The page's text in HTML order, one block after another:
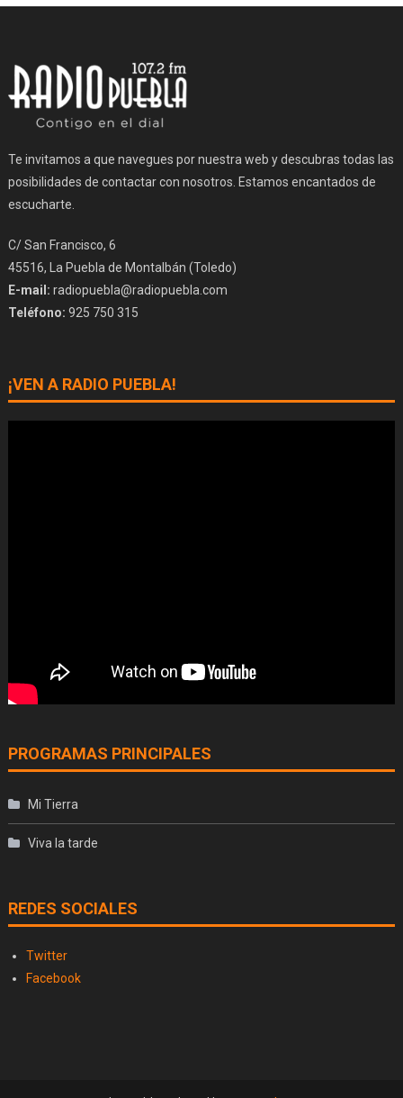
Te invitamos a que navegues por nuestra web y descubras todas las
posibilidades de contactar con nosotros. Estamos encantados de
escucharte.
C/ San Francisco, 6
45516, La Puebla de Montalbán (Toledo)
E-mail: radiopuebla@radiopuebla.com
Teléfono: 925 750 315
¡VEN A RADIO PUEBLA!
PROGRAMAS PRINCIPALES
Mi Tierra
Viva la tarde
REDES SOCIALES
Twitter
Facebook